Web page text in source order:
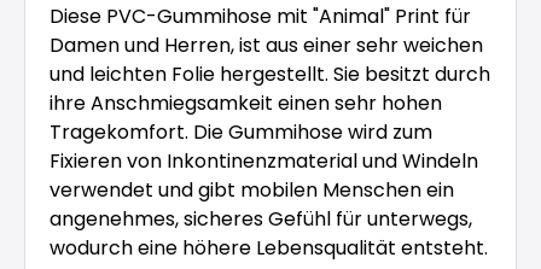
Diese PVC-Gummihose mit "Animal" Print für
Damen und Herren, ist aus einer sehr weichen
und leichten Folie hergestellt. Sie besitzt durch
ihre Anschmiegsamkeit einen sehr hohen
Tragekomfort. Die Gummihose wird zum
Fixieren von Inkontinenzmaterial und Windeln
verwendet und gibt mobilen Menschen ein
angenehmes, sicheres Gefühl für unterwegs,
wodurch eine höhere Lebensqualität entsteht.